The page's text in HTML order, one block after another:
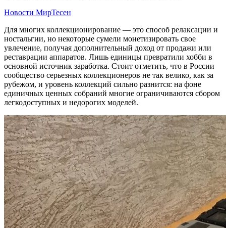
Новости МирТесен
Для многих коллекционирование — это способ релаксации и
ностальгии, но некоторые сумели монетизировать свое
увлечение, получая дополнительный доход от продажи или
реставрации аппаратов. Лишь единицы превратили хобби в
основной источник заработка. Стоит отметить, что в России
сообщество серьезных коллекционеров не так велико, как за
рубежом, и уровень коллекций сильно разнится: на фоне
единичных ценных собраний многие ограничиваются сбором
легкодоступных и недорогих моделей.